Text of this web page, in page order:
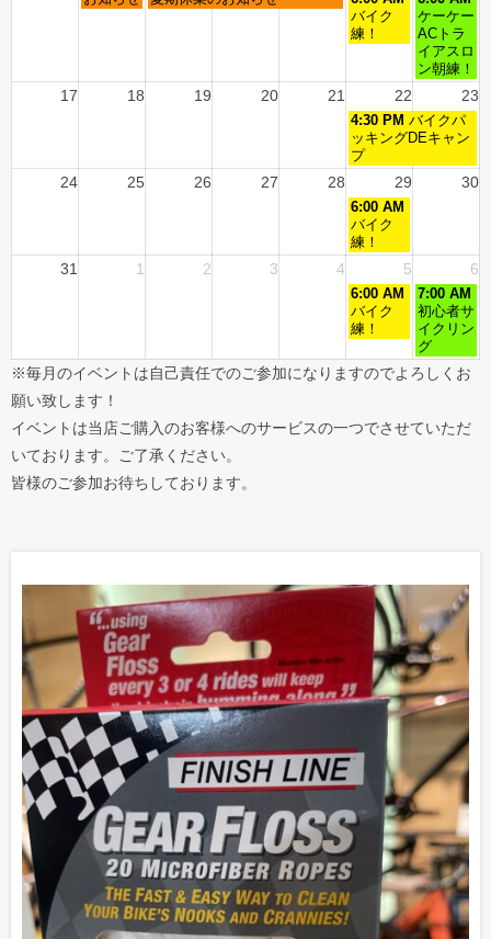
バイク
練！
ケーケー
ACトラ
イアスロ
ン朝練！
17 18 19 20 21 22 23
4:30 PM バイクパ
ッキングDEキャン
プ
24 25 26 27 28 29 30
6:00 AM
バイク
練！
31 1 2 3 4 5 6
6:00 AM
バイク
練！
7:00 AM
初心者サ
イクリン
グ
※毎月のイベントは自己責任でのご参加になりますのでよろしくお
願い致します！
イベントは当店ご購入のお客様へのサービスの一つでさせていただ
いております。ご了承ください。
皆様のご参加お待ちしております。